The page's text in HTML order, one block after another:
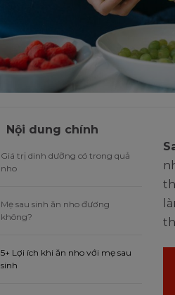
Nội dung chính
Giá trị dinh dưỡng có trong quả
nho
Mẹ sau sinh ăn nho đương
không?
5+ Lợi ích khi ăn nho với mẹ sau
sinh